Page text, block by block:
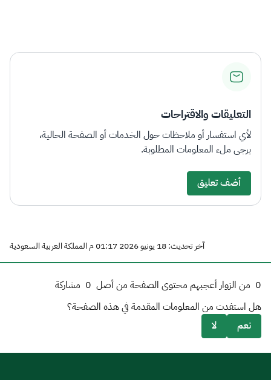
التعليقات والاقتراحات
لأي استفسار أو ملاحظات حول الخدمات أو الصفحة الحالية،
يرجى ملء المعلومات المطلوبة.
أضف تعليق
آخر تحديث: 18 يونيو 2026 01:17 م المملكة العربية السعودية
0 من الزوار أعجبهم محتوى الصفحة من أصل 0 مشاركة
هل استفدت من المعلومات المقدمة في هذه الصفحة؟
نعم
لا